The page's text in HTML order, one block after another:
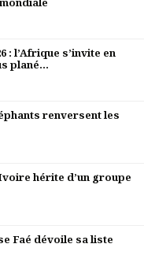
: l’Afrique s’invite en
plané...
renversent les
hérite d’un groupe
Faé dévoile sa liste